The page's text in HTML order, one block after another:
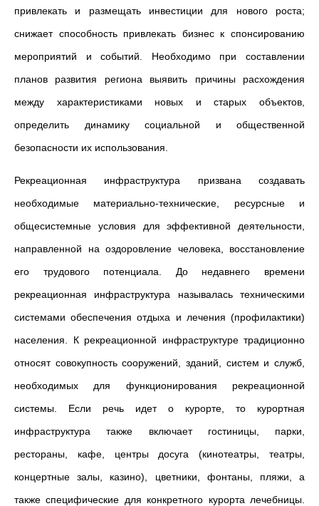
привлекать и размещать инвестиции для нового роста;
снижает способность привлекать бизнес к спонсированию
мероприятий и событий. Необходимо при составлении
планов развития региона выявить причины расхождения
между характеристиками новых и старых объектов,
определить динамику социальной и общественной
безопасности их использования.
Рекреационная инфраструктура призвана создавать
необходимые материально-технические, ресурсные и
общесистемные условия для эффективной деятельности,
направленной на оздоровление человека, восстановление
его трудового потенциала. До недавнего времени
рекреационная инфраструктура называлась техническими
системами обеспечения отдыха и лечения (профилактики)
населения. К рекреационной инфраструктуре традиционно
относят совокупность сооружений, зданий, систем и служб,
необходимых для функционирования рекреационной
системы. Если речь идет о курорте, то курортная
инфраструктура также включает гостиницы, парки,
рестораны, кафе, центры досуга (кинотеатры, театры,
концертные залы, казино), цветники, фонтаны, пляжи, а
также специфические для конкретного курорта лечебницы.